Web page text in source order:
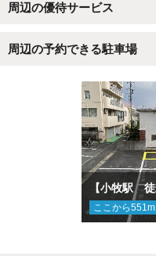
周辺の優待サービス
周辺の予約できる駐車場
ここから551m